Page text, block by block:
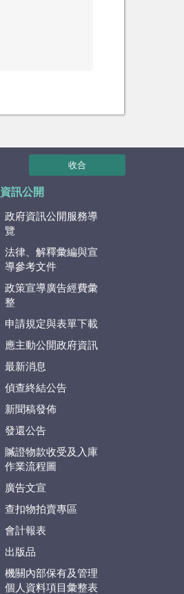
收合
資訊公開
政府資訊公開服務導
覽
法律、解釋彙編與宣
導參考文件
政策宣導廣告經費彙
整
申請規定與表單下載
應主動公開政府資訊
最新消息
偵查終結公告
新聞稿發佈
發還公告
贓證物款收受及入庫
作業流程圖
廣告文宣
查扣物拍賣專區
會計報表
出版品
機關內部保有及管理
個人資料項目彙整表